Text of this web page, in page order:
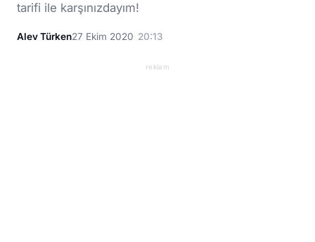
tarifi ile karşınızdayım!
Alev Türken27 Ekim 2020 20:13
reklam